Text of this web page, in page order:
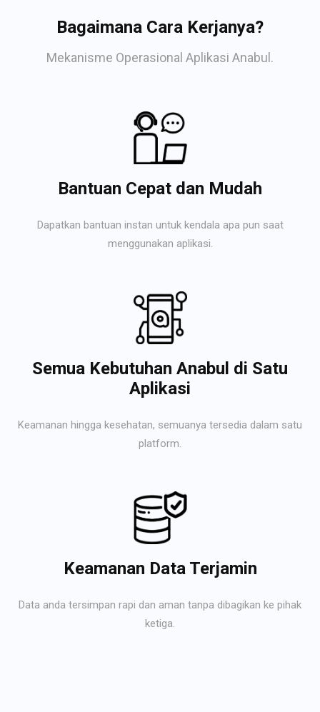
Bagaimana Cara Kerjanya?
Mekanisme Operasional Aplikasi Anabul.
Bantuan Cepat dan Mudah
Dapatkan bantuan instan untuk kendala apa pun saat
menggunakan aplikasi.
Semua Kebutuhan Anabul di Satu
Aplikasi
Keamanan hingga kesehatan, semuanya tersedia dalam satu
platform.
Keamanan Data Terjamin
Data anda tersimpan rapi dan aman tanpa dibagikan ke pihak
ketiga.